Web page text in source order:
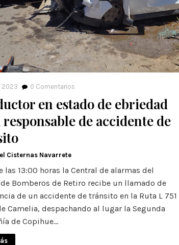
2023 0 Comentarios
en estado de ebriedad
responsable de accidente de
Cisternas Navarrete
las 13:00 horas la Central de alarmas del
Bomberos de Retiro recibe un llamado de
de un accidente de tránsito en la Ruta L 751
Camelia, despachando al lugar la Segunda
de Copihue…